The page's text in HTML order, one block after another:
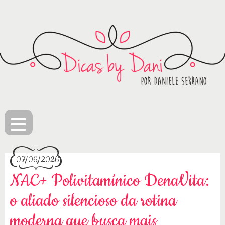
≡
07/06/2026
NAC+ Polivitamínico DenaVita:
o aliado silencioso da rotina